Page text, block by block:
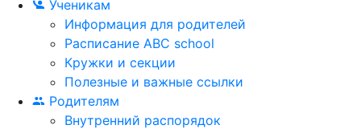
Ученикам
Информация для родителей
Расписание ABC school
Кружки и секции
Полезные и важные ссылки
Родителям
Внутренний распорядок